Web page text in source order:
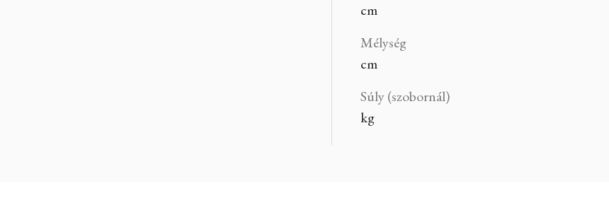
cm
Mélység
cm
Súly (szobornál)
kg